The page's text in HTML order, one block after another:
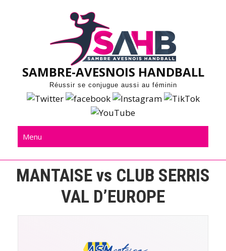
SAMBRE-AVESNOIS HANDBALL
Réussir se conjugue aussi au féminin
Menu
MANTAISE vs CLUB SERRIS
VAL D’EUROPE